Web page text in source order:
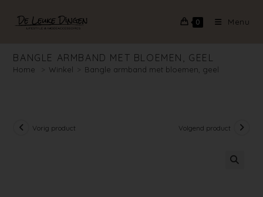
0 Menu
BANGLE ARMBAND MET BLOEMEN, GEEL
Home > Winkel > Bangle armband met bloemen, geel
Vorig product Volgend product